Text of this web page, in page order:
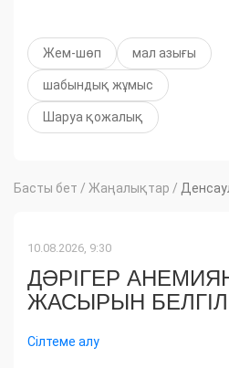
Жем-шөп мал азығы
шабындық жұмыс
Шаруа қожалық
Басты бет / Жаңалықтар /
10.08.2026, 9:30
ДӘРІГЕР
ЖАСЫРЫН
Сілтеме алу